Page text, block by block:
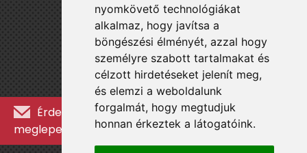
nyomkövető technológiákat
alkalmaz, hogy javítsa a
böngészési élményét, azzal hogy
személyre szabott tartalmakat és
célzott hirdetéseket jelenít meg,
és elemzi a weboldalunk
forgalmát, hogy megtudjuk
honnan érkeztek a látogatóink.
Érdekességekért, kulisszatitkokért és
meglepetésekért iratkozz fel a hírlevélre »